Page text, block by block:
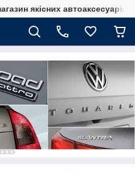
якісних автоаксесуарів